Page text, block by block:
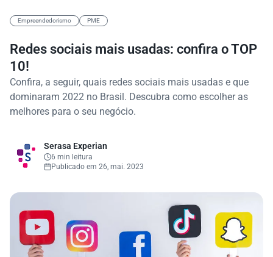
Empreendedorismo PME
Redes sociais mais usadas: confira o TOP
10!
Confira, a seguir, quais redes sociais mais usadas e que
dominaram 2022 no Brasil. Descubra como escolher as
melhores para o seu negócio.
Serasa Experian
6 min leitura
Publicado em 26, mai. 2023